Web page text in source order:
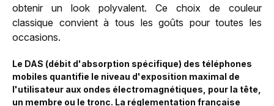
obtenir un look polyvalent. Ce choix de couleur
classique convient à tous les goûts pour toutes les
occasions.
Le DAS (débit d'absorption spécifique) des téléphones
mobiles quantifie le niveau d'exposition maximal de
l'utilisateur aux ondes électromagnétiques, pour la tête,
un membre ou le tronc. La réglementation française